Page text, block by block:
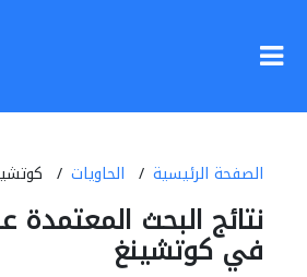
الصفحة الرئيسية الحاويات
نتائج البحث المعتمدة
في كوتشينغ